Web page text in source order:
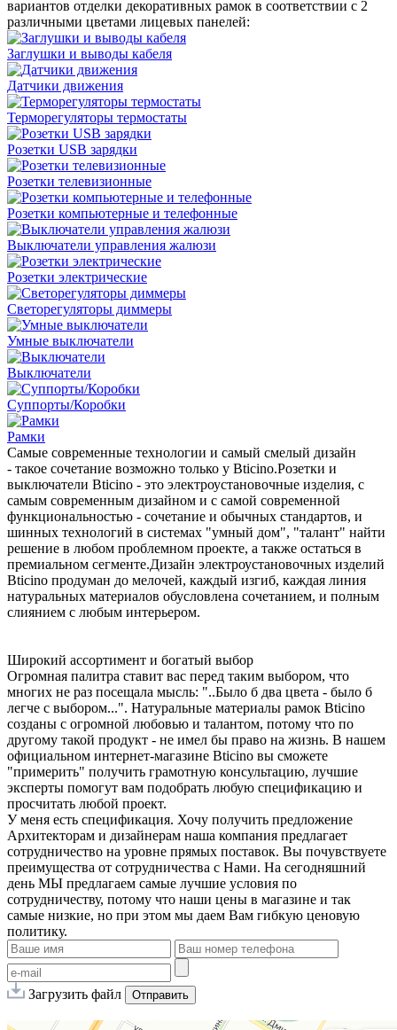
вариантов отделки декоративных рамок в соответствии с 2
различными цветами лицевых панелей:
Заглушки и выводы кабеля
Датчики движения
Терморегуляторы термостаты
Розетки USB зарядки
Розетки телевизионные
Розетки компьютерные и телефонные
Выключатели управления жалюзи
Розетки электрические
Светорегуляторы диммеры
Умные выключатели
Выключатели
Суппорты/Коробки
Рамки
Самые современные технологии и самый смелый дизайн
- такое сочетание возможно только у Bticino.Розетки и
выключатели Bticino - это электроустановочные изделия, с
самым современным дизайном и с самой современной
функциональностью - сочетание и обычных стандартов, и
шинных технологий в системах "умный дом", "талант" найти
решение в любом проблемном проекте, а также остаться в
премиальном сегменте.Дизайн электроустановочных изделий
Bticino продуман до мелочей, каждый изгиб, каждая линия
натуральных материалов обусловлена сочетанием, и полным
слиянием с любым интерьером.
Широкий ассортимент и богатый выбор
Огромная палитра ставит вас перед таким выбором, что
многих не раз посещала мысль: "..Было б два цвета - было б
легче с выбором...". Натуральные материалы рамок Bticino
созданы с огромной любовью и талантом, потому что по
другому такой продукт - не имел бы право на жизнь. В нашем
официальном интернет-магазине Bticino вы сможете
"примерить" получить грамотную консультацию, лучшие
эксперты помогут вам подобрать любую спецификацию и
просчитать любой проект.
У меня есть спецификация. Хочу получить предложение
Архитекторам и дизайнерам наша компания предлагает
сотрудничество на уровне прямых поставок. Вы почувствуете
преимущества от сотрудничества с Нами. На сегодняшний
день МЫ предлагаем самые лучшие условия по
сотрудничеству, потому что наши цены в магазине и так
самые низкие, но при этом мы даем Вам гибкую ценовую
политику.
Загрузить файл Отправить